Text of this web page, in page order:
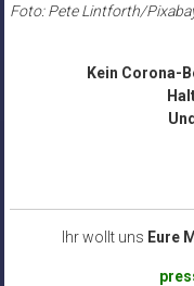
Foto: Pete Lintforth/
Kein Corona-
Ihr wollt uns Eure